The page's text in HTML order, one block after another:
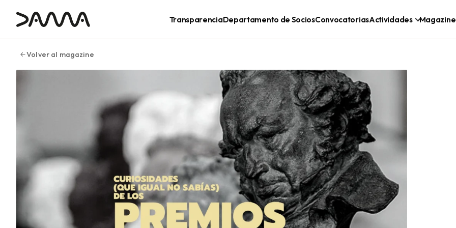
TransparenciaDepartamento de SociosConvocatoriasActividades Magazine
Volver al magazine